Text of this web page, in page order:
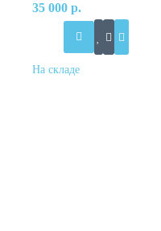
35 000 р.